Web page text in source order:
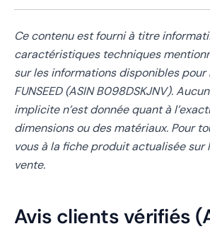
Ce contenu est fourni à titre
caractéristiques techniques
sur les informations disponibles
FUNSEED (ASIN B098DSKJNV).
implicite n’est donnée quant à
dimensions ou des matériaux. Pour
vous à la fiche produit actualisée sur
vente.
Avis clients vérifiés